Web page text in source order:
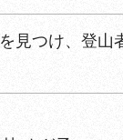
見つけ、登山